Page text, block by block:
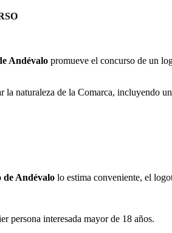
Andévalo promueve el concurso de un
la naturaleza de la Comarca, incluyendo
de Andévalo lo estima conveniente, el
persona interesada mayor de 18 años.